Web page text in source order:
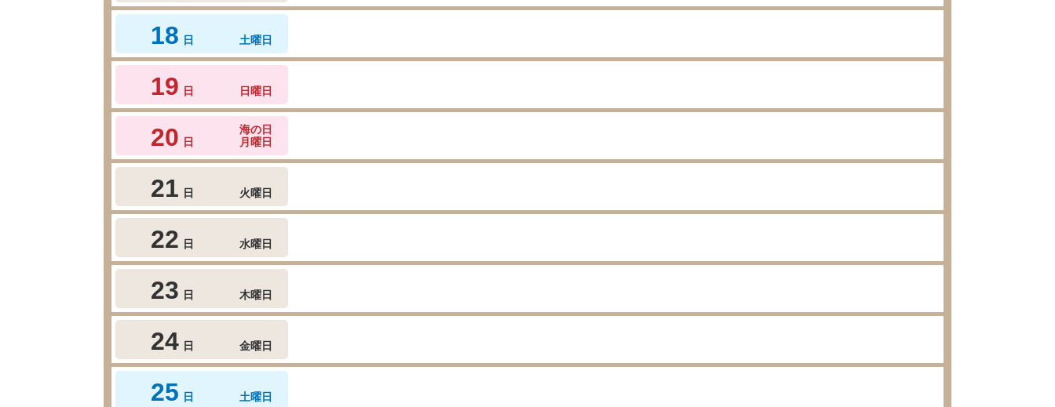
18 日 土曜日
19 日 日曜日
20 日
海の日
月曜日
21 日 火曜日
22 日 水曜日
23 日 木曜日
24 日 金曜日
25 日 土曜日